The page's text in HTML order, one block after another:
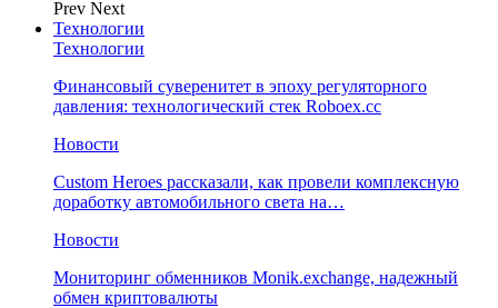
Prev Next
Технологии
Технологии
Финансовый суверенитет в эпоху регуляторного
давления: технологический стек Roboex.cc
Новости
Custom Heroes рассказали, как провели комплексную
доработку автомобильного света на…
Новости
Мониторинг обменников Monik.exchange, надежный
обмен криптовалюты